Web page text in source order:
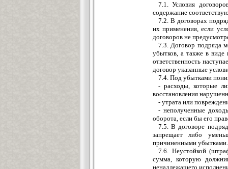
7.1. Условия
содержание
7.2. В договорах
их применения, если
договоров не
7.3. Договор подряда
убытков, а также в виде
ответственность
договор указанные
7.4. Под убытками
- расходы, которые
восстановления
- утрата или
- неполученные
оборота, если бы его
7.5. В договоре
запрещает либо
причиненными убытками.
7.6. Неустойкой
сумма, которую
ненадлежащего